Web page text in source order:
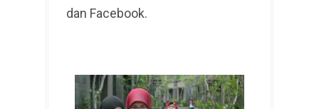
dan Facebook.